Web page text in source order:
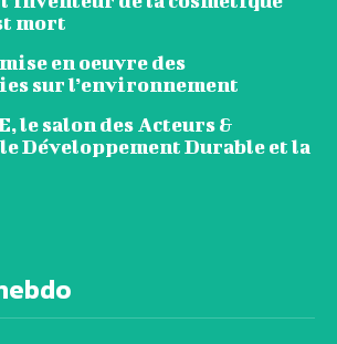
mort
en oeuvre des
sur l’environnement
le salon des Acteurs &
Développement Durable et la